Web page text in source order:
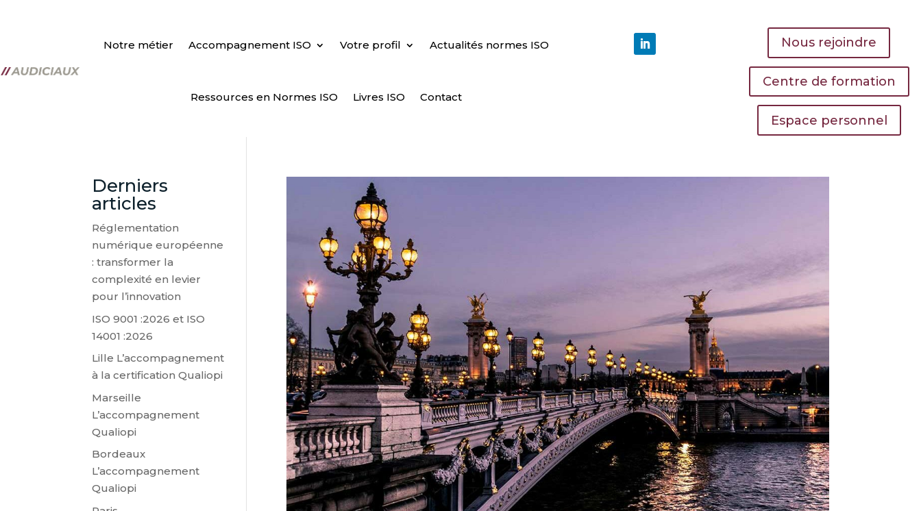
Notre métier Accompagnement ISO Votre profil Actualités normes ISO
Ressources en Normes ISO Livres ISO Contact
Nous rejoindre
Centre de formation
Espace personnel
Derniers
articles
Réglementation
numérique européenne
: transformer la
complexité en levier
pour l’innovation
ISO 9001 :2026 et ISO
14001 :2026
Lille L’accompagnement
à la certification Qualiopi
Marseille
L’accompagnement
Qualiopi
Bordeaux
L’accompagnement
Qualiopi